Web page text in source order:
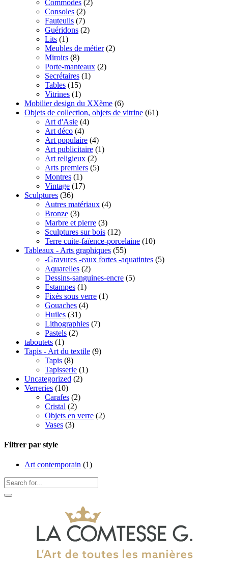
Commodes (2)
Consoles (2)
Fauteuils (7)
Guéridons (2)
Lits (1)
Meubles de métier (2)
Miroirs (8)
Porte-manteaux (2)
Secrétaires (1)
Tables (15)
Vitrines (1)
Mobilier design du XXème (6)
Objets de collection, objets de vitrine (61)
Art d'Asie (4)
Art déco (4)
Art populaire (4)
Art publicitaire (1)
Art religieux (2)
Arts premiers (5)
Montres (1)
Vintage (17)
Sculptures (36)
Autres matériaux (4)
Bronze (3)
Marbre et pierre (3)
Sculptures sur bois (12)
Terre cuite-faïence-porcelaine (10)
Tableaux - Arts graphiques (55)
-Gravures -eaux fortes -aquatintes (5)
Aquarelles (2)
Dessins-sanguines-encre (5)
Estampes (1)
Fixés sous verre (1)
Gouaches (4)
Huiles (31)
Lithographies (7)
Pastels (2)
taboutets (1)
Tapis - Art du textile (9)
Tapis (8)
Tapisserie (1)
Uncategorized (2)
Verreries (10)
Carafes (2)
Cristal (2)
Objets en verre (2)
Vases (3)
Filtrer par style
Art contemporain (1)